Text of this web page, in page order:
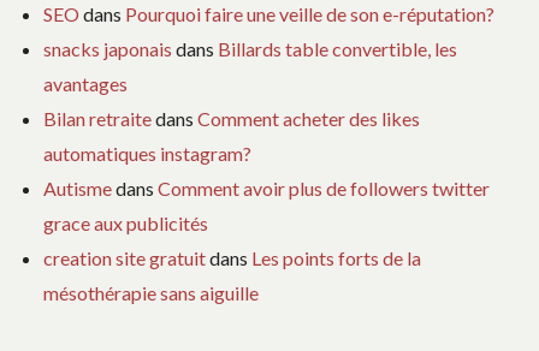
SEO dans Pourquoi faire une veille de son e-réputation?
snacks japonais dans Billards table convertible, les
avantages
Bilan retraitedans Comment acheter des likes
automatiques instagram?
Autismedans Comment avoir plus de followers twitter
grace aux publicités
creation site gratuitdans Les points forts de la
mésothérapie sans aiguille